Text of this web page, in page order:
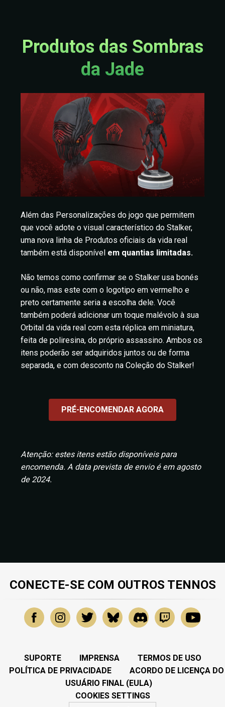
Produtos das Sombras
da Jade
Além das Personalizações do jogo que permitem
que você adote o visual característico do Stalker,
uma nova linha de Produtos oficiais da vida real
também está disponível em quantias limitadas.
Não temos como confirmar se o Stalker usa bonés
ou não, mas este com o logotipo em vermelho e
preto certamente seria a escolha dele. Você
também poderá adicionar um toque malévolo à sua
Orbital da vida real com esta réplica em miniatura,
feita de poliresina, do próprio assassino. Ambos os
itens poderão ser adquiridos juntos ou de forma
separada, e com desconto na Coleção do Stalker!
PRÉ-ENCOMENDAR AGORA
Atenção: estes itens estão disponíveis para
encomenda. A data prevista de envio é em agosto
de 2024.
CONECTE-SE COM OUTROS TENNOS
SUPORTE IMPRENSA
TERMOS DE USO
POLÍTICA DE PRIVACIDADE
ACORDO DE LICENÇA DO
USUÁRIO FINAL (EULA)
COOKIES SETTINGS